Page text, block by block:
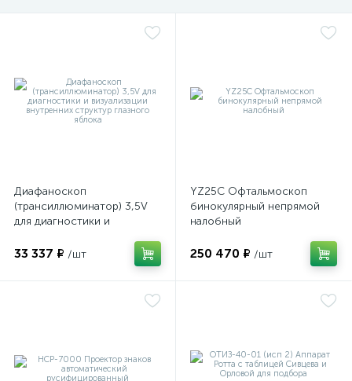
Диафаноскоп
(трансиллюминатор) 3,5V
для диагностики и
структур глазного яблока
33 337 ₽ /шт
YZ25C Офтальмоскоп
бинокулярный непрямой
налобный
250 470 ₽ /шт